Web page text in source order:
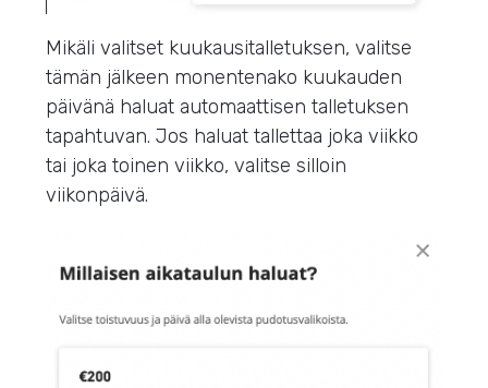
Mikäli valitset kuukausitalletuksen, valitse
tämän jälkeen monentenako kuukauden
päivänä haluat automaattisen talletuksen
tapahtuvan. Jos haluat tallettaa joka viikko
tai joka toinen viikko, valitse silloin
viikonpäivä.